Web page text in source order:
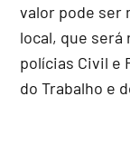
valor pode ser
local, que será
polícias Civil e
do Trabalho e